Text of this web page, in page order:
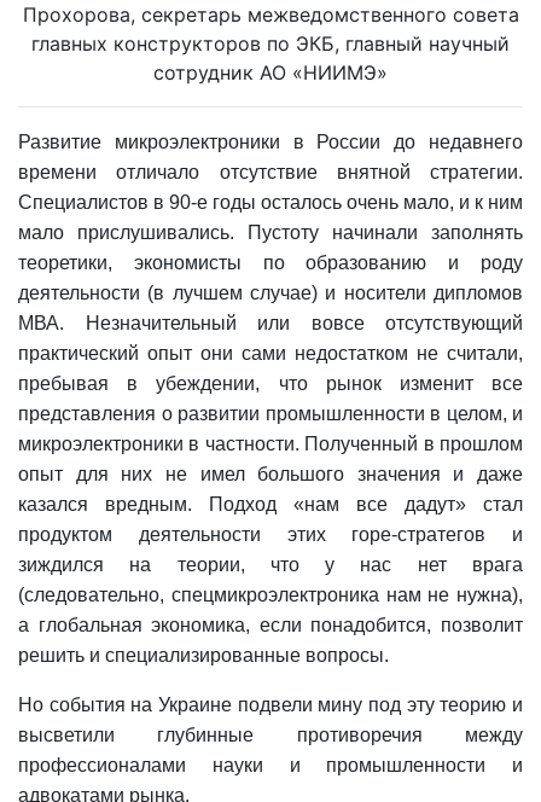
Прохорова, секретарь межведомственного совета
главных конструкторов по ЭКБ, главный научный
сотрудник АО «НИИМЭ»
Развитие микроэлектроники в России до недавнего
времени отличало отсутствие внятной стратегии.
Специалистов в 90-е годы осталось очень мало, и к ним
мало прислушивались. Пустоту начинали заполнять
теоретики, экономисты по образованию и роду
деятельности (в лучшем случае) и носители дипломов
МВА. Незначительный или вовсе отсутствующий
практический опыт они сами недостатком не считали,
пребывая в убеждении, что рынок изменит все
представления о развитии промышленности в целом, и
микроэлектроники в частности. Полученный в прошлом
опыт для них не имел большого значения и даже
казался вредным. Подход «нам все дадут» стал
продуктом деятельности этих горе-стратегов и
зиждился на теории, что у нас нет врага
(следовательно, спецмикроэлектроника нам не нужна),
а глобальная экономика, если понадобится, позволит
решить и специализированные вопросы.
Но события на Украине подвели мину под эту теорию и
высветили глубинные противоречия между
профессионалами науки и промышленности и
адвокатами рынка.